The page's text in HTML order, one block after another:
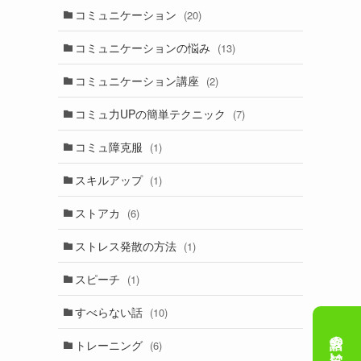
コミュニケーション (20)
コミュニケーションの悩み (13)
コミュニケーション講座 (2)
コミュ力UPの簡単テクニック (7)
コミュ障克服 (1)
スキルアップ (1)
ストアカ (6)
ストレス発散の方法 (1)
スピーチ (1)
すべらない話 (10)
トレーニング (6)